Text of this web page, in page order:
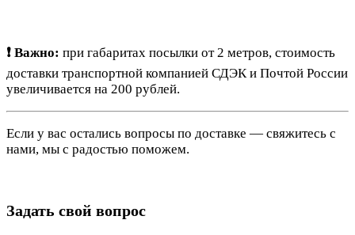
❗ Важно: при габаритах посылки от 2 метров, стоимость
доставки транспортной компанией СДЭК и Почтой России
увеличивается на 200 рублей.
Если у вас остались вопросы по доставке — свяжитесь с
нами, мы с радостью поможем.
Задать свой вопрос